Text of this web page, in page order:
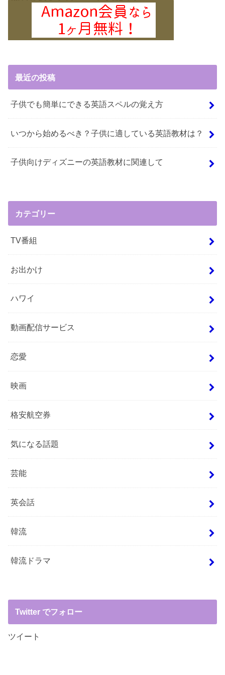
最近の投稿
子供でも簡単にできる英語スペルの覚え方
いつから始めるべき？子供に適している英語教材は？
子供向けディズニーの英語教材に関連して
カテゴリー
TV番組
お出かけ
ハワイ
動画配信サービス
恋愛
映画
格安航空券
気になる話題
芸能
英会話
韓流
韓流ドラマ
Twitter でフォロー
ツイート